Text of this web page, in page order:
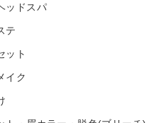
ッドスパ
テ
ット
イク